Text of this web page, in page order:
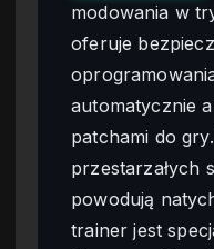
modowania w
oferuje
automatycznie
patchami do
przestarzałych
powodują
trainer jest